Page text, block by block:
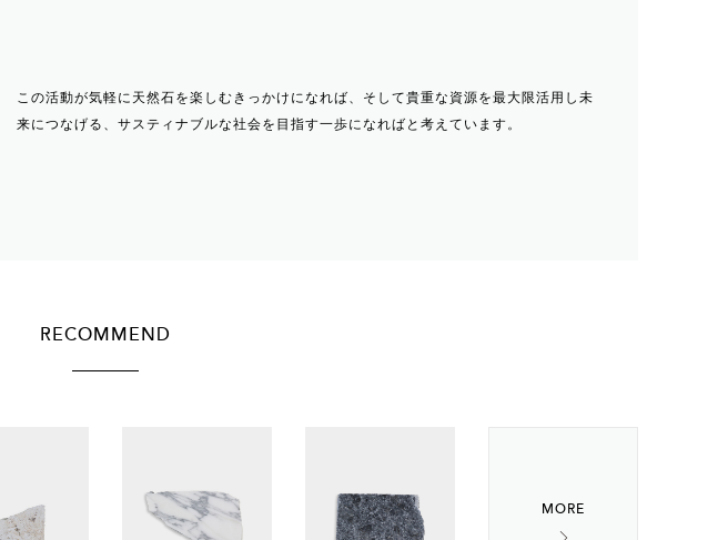
この活動が気軽に天然石を楽しむきっかけになれば、そして貴重な資源を最大限活用し未
来につなげる、サスティナブルな社会を目指す一歩になればと考えています。
RECOMMEND